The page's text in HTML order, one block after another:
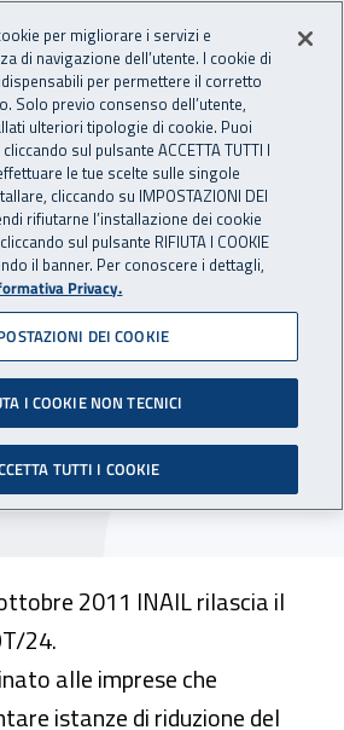
Nazionale
Apri cerca
principale
in:
Avvisi
modello
2011 INAIL rilascia il
24. Il modello è destinato
presentare istanze
medio di tariffa per
dopo il primo biennio di
2011 INAIL rilascia il
24.
alle imprese che
istanze di riduzione del
per migliorare i servizi e
di navigazione dell’utente. I cookie di
per permettere il corretto
Solo previo consenso dell’utente,
ulteriori tipologie di cookie. Puoi
sul pulsante ACCETTA TUTTI I
le tue scelte sulle singole
cliccando su IMPOSTAZIONI DEI
rifiutarne l’installazione dei cookie
sul pulsante RIFIUTA I COOKIE
il banner. Per conoscere i dettagli,
Privacy.
DEI COOKIE
I COOKIE NON TECNICI
TUTTI I COOKIE